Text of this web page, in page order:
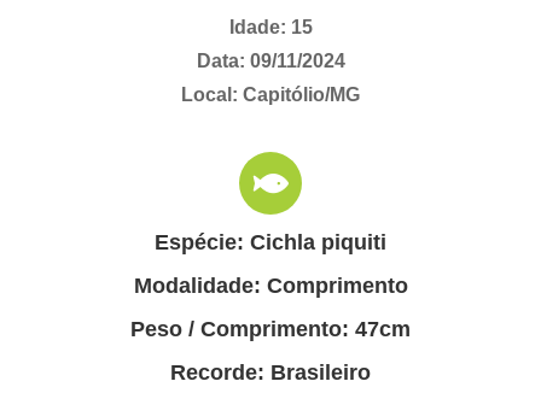
Idade: 15
Data: 09/11/2024
Local: Capitólio/MG
Espécie: Cichla piquiti
Modalidade: Comprimento
Peso / Comprimento: 47cm
Recorde: Brasileiro